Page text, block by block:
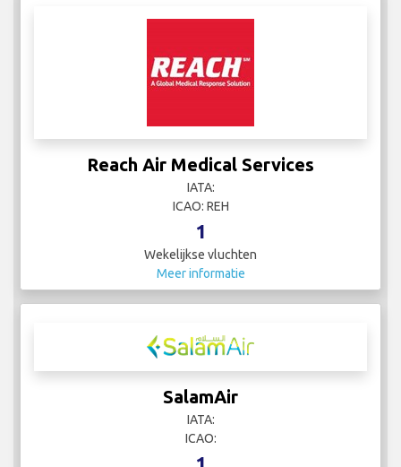
Reach Air Medical Services
IATA:
ICAO: REH
1
Wekelijkse vluchten
Meer informatie
SalamAir
IATA:
ICAO: